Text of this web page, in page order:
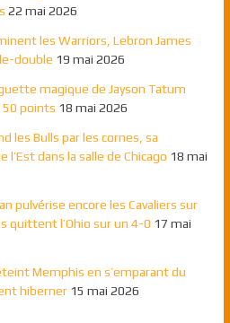
22 mai 2026
les Warriors, Lebron James
double 19 mai 2026
magique de Jayson Tatum
50 points 18 mai 2026
les Bulls par les cornes, sa
dans la salle de Chicago 18 mai
pulvérise encore les Cavaliers sur
quittent l’Ohio sur un 4-0 17 mai
Memphis en s’emparant du
hiberner 15 mai 2026